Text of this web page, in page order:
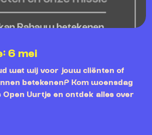
6 mei
wat wij voor jouw cliënten of
betekenen? Kom woensdag
Open Uurtje en ontdek alles over